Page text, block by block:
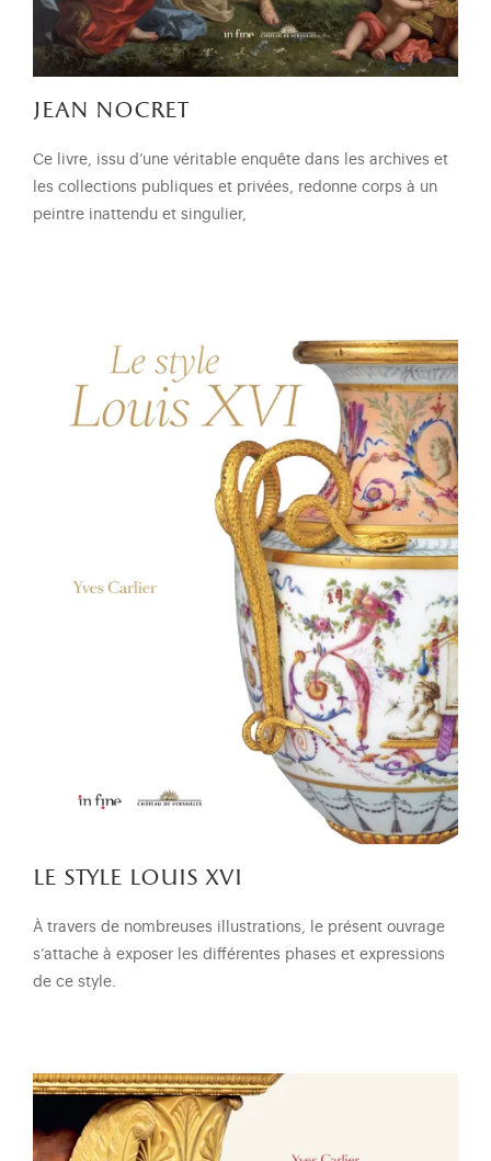
jean nocret
Ce livre, issu d’une véritable enquête dans les archives et
les collections publiques et privées, redonne corps à un
peintre inattendu et singulier,
le style louis xvi
À travers de nombreuses illustrations, le présent ouvrage
s’attache à exposer les différentes phases et expressions
de ce style.